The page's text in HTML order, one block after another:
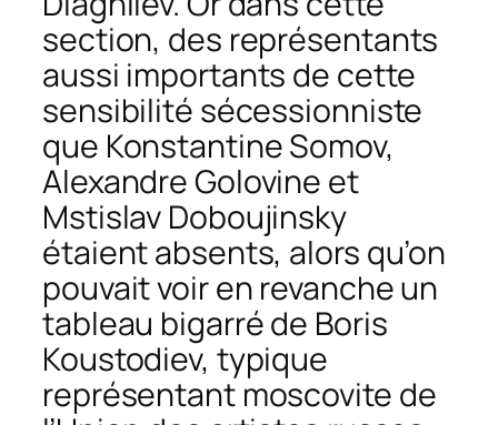
section, des représentants
aussi importants de cette
sensibilité sécessionniste
que Konstantine Somov,
Alexandre Golovine et
Mstislav Doboujinsky
étaient absents, alors qu’on
pouvait voir en revanche un
tableau bigarré de Boris
Koustodiev, typique
représentant moscovite de